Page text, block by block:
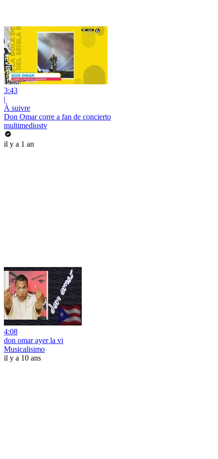
3:43
|
À suivre
Don Omar corre a fan de concierto
multimediostv
il y a 1 an
4:08
don omar ayer la vi
Musicalisimo
il y a 10 ans